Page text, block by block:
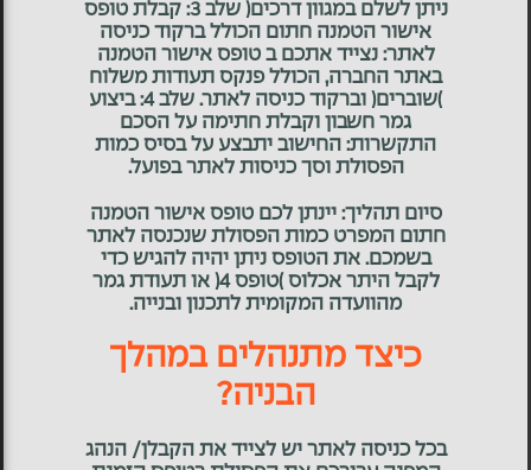
ניתן לשלם במגוון דרכים( שלב 3: קבלת טופס
אישור הטמנה חתום הכולל ברקוד כניסה
לאתר: נצייד אתכם ב טופס אישור הטמנה
באתר החברה, הכולל פנקס תעודות משלוח
)שוברים( וברקוד כניסה לאתר. שלב 4: ביצוע
גמר חשבון וקבלת חתימה על הסכם
התקשרות: החישוב יתבצע על בסיס כמות
הפסולת וסך כניסות לאתר בפועל.
סיום תהליך: יינתן לכם טופס אישור הטמנה
חתום המפרט כמות הפסולת שנכנסה לאתר
בשמכם. את הטופס ניתן יהיה להגיש כדי
לקבל היתר אכלוס )טופס 4( או תעודת גמר
מהוועדה המקומית לתכנון ובנייה.
כיצד מתנהלים במהלך
הבניה?
בכל כניסה לאתר יש לצייד את הקבלן/ הנהג